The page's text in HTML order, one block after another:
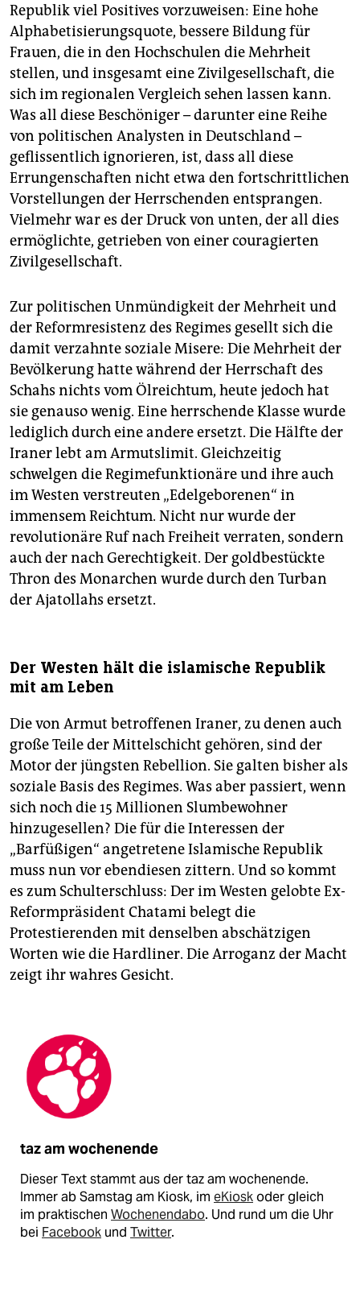
Republik viel Positives vorzuweisen: Eine hohe
Alphabetisierungsquote, bessere Bildung für
Frauen, die in den Hochschulen die Mehrheit
stellen, und insgesamt eine Zivilgesellschaft, die
sich im regionalen Vergleich sehen lassen kann.
Was all diese Beschöniger – darunter eine Reihe
von politischen Analysten in Deutschland –
geflissentlich ignorieren, ist, dass all diese
Errungenschaften nicht etwa den fortschrittlichen
Vorstellungen der Herrschenden entsprangen.
Vielmehr war es der Druck von unten, der all dies
ermöglichte, getrieben von einer couragierten
Zivilgesellschaft.
Zur politischen Unmündigkeit der Mehrheit und
der Reformresistenz des Regimes gesellt sich die
damit verzahnte soziale Misere: Die Mehrheit der
Bevölkerung hatte während der Herrschaft des
Schahs nichts vom Ölreichtum, heute jedoch hat
sie genauso wenig. Eine herrschende Klasse wurde
lediglich durch eine andere ersetzt. Die Hälfte der
Iraner lebt am Armutslimit. Gleichzeitig
schwelgen die Regimefunktionäre und ihre auch
im Westen verstreuten „Edelgeborenen“ in
immensem Reichtum. Nicht nur wurde der
revolutionäre Ruf nach Freiheit verraten, sondern
auch der nach Gerechtigkeit. Der goldbestückte
Thron des Monarchen wurde durch den Turban
der Ajatollahs ersetzt.
Der Westen hält die islamische Republik
mit am Leben
Die von Armut betroffenen Iraner, zu denen auch
große Teile der Mittelschicht gehören, sind der
Motor der jüngsten Rebellion. Sie galten bisher als
soziale Basis des Regimes. Was aber passiert, wenn
sich noch die 15 Millionen Slumbewohner
hinzugesellen? Die für die Interessen der
„Barfüßigen“ angetretene Islamische Republik
muss nun vor ebendiesen zittern. Und so kommt
es zum Schulterschluss: Der im Westen gelobte Ex-
Reformpräsident Chatami belegt die
Protestierenden mit denselben abschätzigen
Worten wie die Hardliner. Die Arroganz der Macht
zeigt ihr wahres Gesicht.
taz am wochenende
Dieser Text stammt aus der taz am wochenende.
Immer ab Samstag am Kiosk, im eKioskoder gleich
im praktischen Wochenendabo. Und rund um die Uhr
bei Facebook und Twitter.